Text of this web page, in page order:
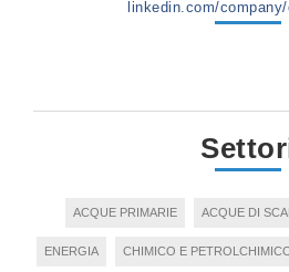
linkedin.com/
ACQUE PRIMARIE ACQUE DI
ENERGIA CHIMICO E